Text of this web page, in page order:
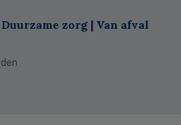
zorg | Van afval